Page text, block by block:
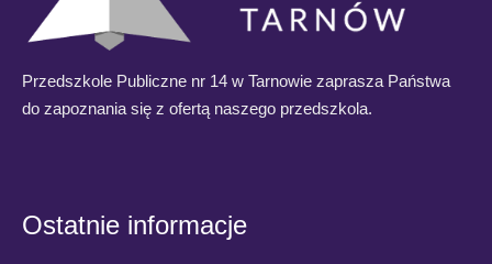
Przedszkole Publiczne nr 14 w Tarnowie zaprasza Państwa
do zapoznania się z ofertą naszego przedszkola.
Ostatnie informacje